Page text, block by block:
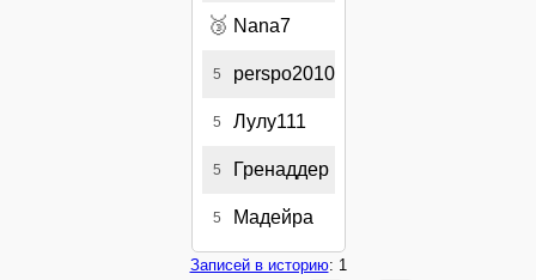
🥉 Nana7
5 perspo2010
5 Лулу111
5 Гренаддер
5 Мадейра
Записей в историю: 1